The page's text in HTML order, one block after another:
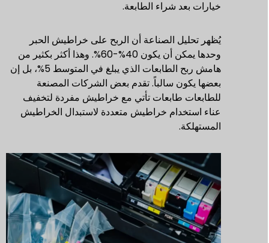
خيارات بعد شراء الطابعة.
يُظهر تحليل الصناعة أن الربح على خراطيش الحبر
وحدها يمكن أن يكون 40%-60%. وهذا أكثر بكثير من
هامش ربح الطابعات الذي يبلغ في المتوسط 5%، بل إن
بعضها يكون سالباً. تقدم بعض الشركات المصنعة
للطابعات طابعات تأتي مع خراطيش مفردة لتخفيف
عناء استخدام خراطيش متعددة لاستبدال الخراطيش
المستهلكة.